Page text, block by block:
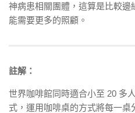
神病患相關團體，這算是比較
能需要更多的照顧。
註解：
世界咖啡館同時適合小至 20 多
式，運用咖啡桌的方式將每一桌